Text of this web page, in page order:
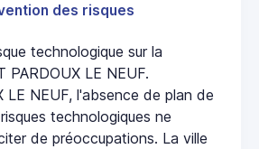
des risques
technologique sur la
PARDOUX LE NEUF.
LE NEUF, l'absence de plan de
technologiques ne
de préoccupations. La ville